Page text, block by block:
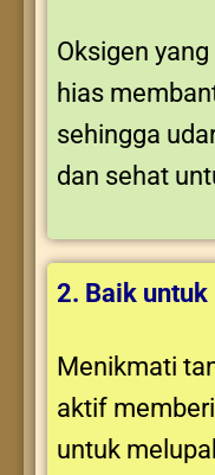
Oksigen
hias
sehingga
dan sehat
2. Baik untuk
Menikmati
aktif
untuk